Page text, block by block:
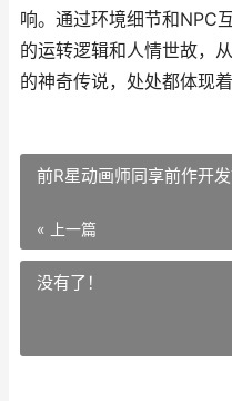
响。通过环境细节和NPC
的运转逻辑和人情世故，
的神奇传说，处处都体现
前R星动画师同享前作开
« 上一篇
没有了！